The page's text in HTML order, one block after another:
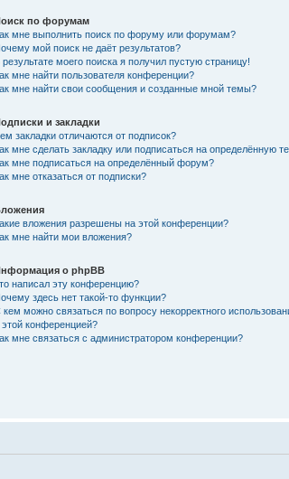
по форумам
мне выполнить поиск по форуму или форумам?
мой поиск не даёт результатов?
результате моего поиска я получил пустую страницу!
мне найти пользователя конференции?
мне найти свои сообщения и созданные мной темы?
и закладки
закладки отличаются от подписок?
мне сделать закладку или подписаться на определённую
мне подписаться на определённый форум?
мне отказаться от подписки?
вложения разрешены на этой конференции?
мне найти мои вложения?
о phpBB
написал эту конференцию?
здесь нет такой-то функции?
кем можно связаться по вопросу некорректного
этой конференцией?
мне связаться с администратором конференции?